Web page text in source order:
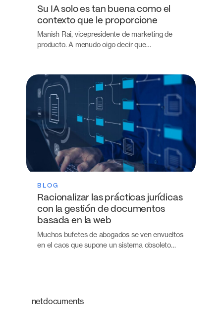
Su IA solo es tan buena como el
contexto que le proporcione
Manish Rai, vicepresidente de marketing de
producto. A menudo oigo decir que…
BLOG
Racionalizar las prácticas jurídicas
con la gestión de documentos
basada en la web
Muchos bufetes de abogados se ven envueltos
en el caos que supone un sistema obsoleto…
netdocuments